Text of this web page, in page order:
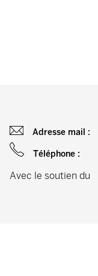
Adresse mail :
Téléphone :
Avec le soutien du